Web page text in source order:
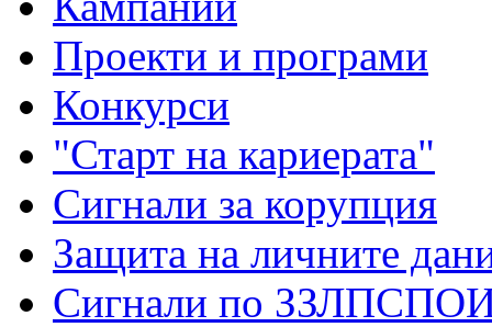
Проекти и програми
Конкурси
"Старт на кариерата"
Сигнали за корупция
Защита на личните
Сигнали по